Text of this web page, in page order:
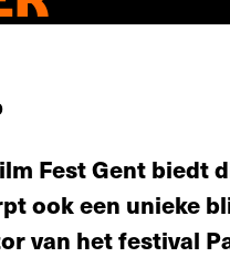
Fest Gent
ook een unieke
van het festival